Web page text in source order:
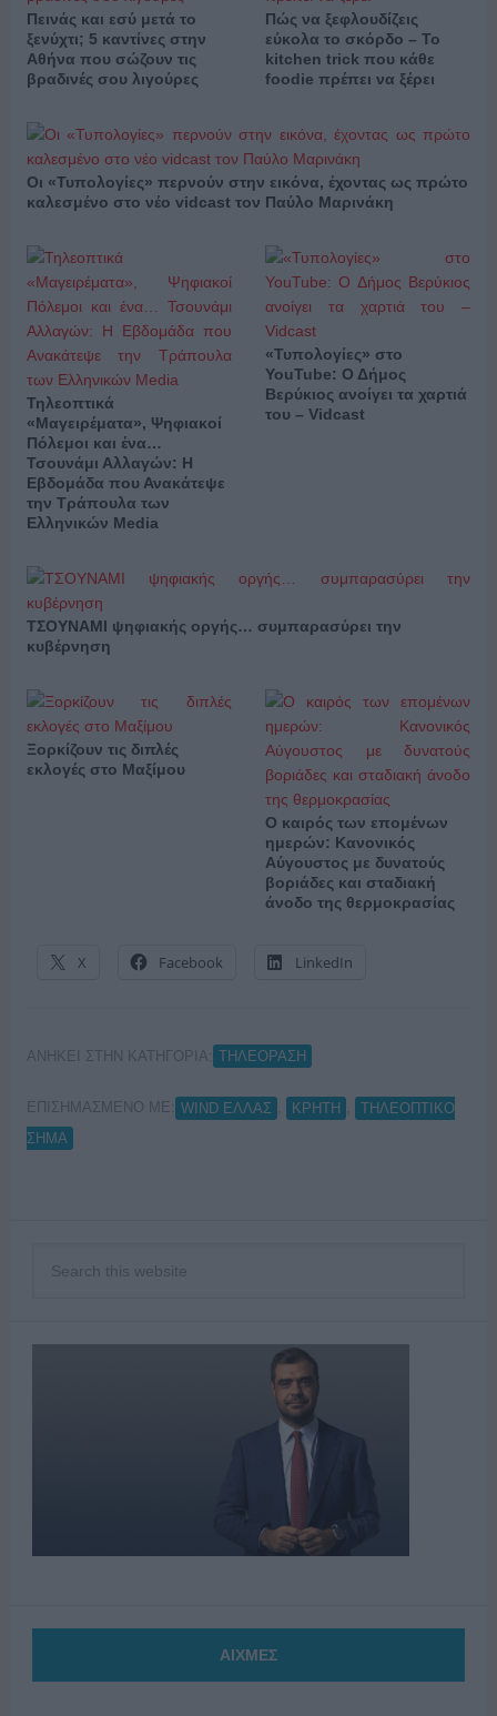
Πεινάς και εσύ μετά το
ξενύχτι; 5 καντίνες στην
Αθήνα που σώζουν τις
βραδινές σου λιγούρες
Πώς να ξεφλουδίζεις
εύκολα το σκόρδο – Το
kitchen trick που κάθε
foodie πρέπει να ξέρει
Οι «Τυπολογίες» περνούν στην εικόνα, έχοντας ως πρώτο
καλεσμένο στο νέο vidcast τον Παύλο Μαρινάκη
Τηλεοπτικά
«Μαγειρέματα», Ψηφιακοί
Πόλεμοι και ένα…
Τσουνάμι Αλλαγών: Η
Εβδομάδα που Ανακάτεψε
την Τράπουλα των
Ελληνικών Media
«Τυπολογίες» στο
YouTube: Ο Δήμος
Βερύκιος ανοίγει τα χαρτιά
του – Vidcast
ΤΣΟΥΝΑΜΙ ψηφιακής οργής… συμπαρασύρει την
κυβέρνηση
Ξορκίζουν τις διπλές
εκλογές στο Μαξίμου
Ο καιρός των επομένων
ημερών: Κανονικός
Αύγουστος με δυνατούς
βοριάδες και σταδιακή
άνοδο της θερμοκρασίας
X Facebook LinkedIn
ΑΝΗΚΕΙ ΣΤΗΝ ΚΑΤΗΓΟΡΙΑ: ΤΗΛΕΟΡΑΣΗ
ΕΠΙΣΗΜΑΣΜΕΝΟ ΜΕ: WIND ΕΛΛΑΣ ΚΡΗΤΗ
ΤΗΛΕΟΠΤΙΚΟ
ΣΗΜΑ
ΑΙΧΜΕΣ